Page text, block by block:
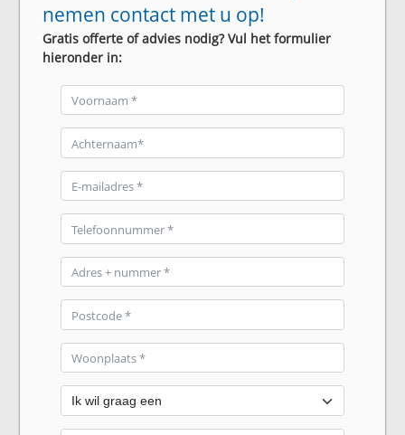
nemen contact met u op!
Gratis offerte of advies nodig? Vul het formulier
hieronder in: